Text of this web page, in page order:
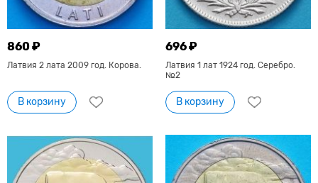
860 ₽
Латвия 2 лата 2009 год. Корова.
В корзину
696 ₽
Латвия 1 лат 1924 год. Серебро.
№2
В корзину